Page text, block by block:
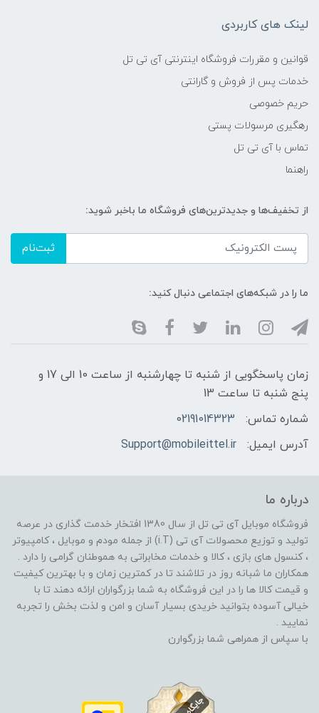
لینک های کاربردی
قوانین و مقررات فروشگاه اینترنتی آی تی تل
خدمات پس از فروش و گارانتی
حریم خصوصی
رهگیری مرسولات پستی
تماس با آی تی تل
راهنما
از تخفیف‌ها و جدیدترین‌های فروشگاه ما باخبر شوید:
ثبت‌نام
ما را در شبکه‌های اجتماعی دنبال کنید:
زمان پاسخگویی از شنبه تا چهارشنبه از ساعت 10 الی 17 و
پنج شنبه تا ساعت 13
شماره تماس:
02191014323
آدرس ایمیل:
Support@mobileittel.ir
درباره ما
فروشگاه موبایل آی تی تل از سال 1380 افتخار خدمت گذاری در عرصه
تولید و توزیع محصولات آی تی (i.T) از جمله مودم و موبایل ، کامپیوتر
، کنسول های بازی ، کالا و خدمات مخابراتی به هموطنان گرامی را دارد .
همکاران ما شبانه روز در تلاشند تا در کمترین زمان و با بهترین کیفیت
و قیمت کالا ها را در این فروشگاه به شما بزرگواران ارائه دهند تا با
خیالی آسوده بتوانید خریدی بسیار آسان و امن و لذت بخش را تجربه
نمایید .
با سپاس از همراهی شما بزرگوارن